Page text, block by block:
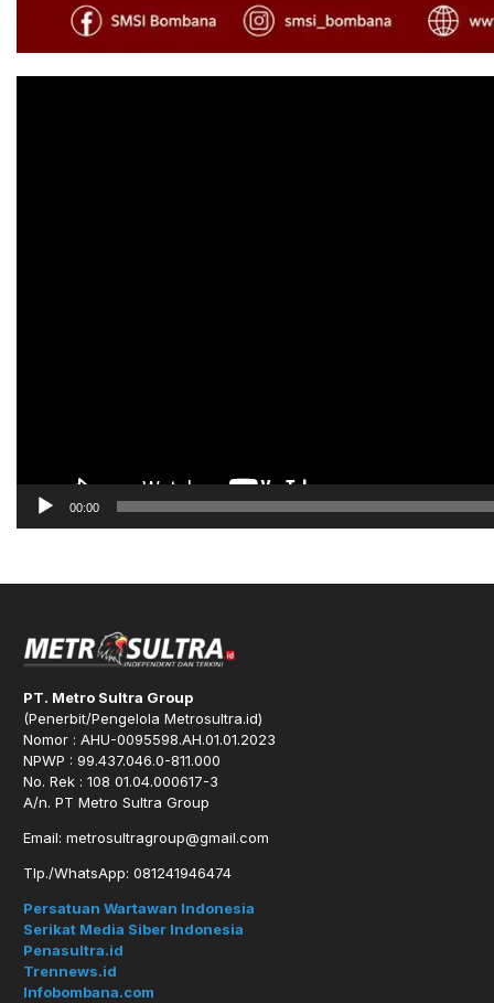
00:00
PT. Metro Sultra Group
(Penerbit/Pengelola Metrosultra.id)
Nomor : AHU-0095598.AH.01.01.2023
NPWP : 99.437.046.0-811.000
No. Rek : 108 01.04.000617-3
A/n. PT Metro Sultra Group
Email: metrosultragroup@gmail.com
Tlp./WhatsApp: 081241946474
Persatuan Wartawan Indonesia
Serikat Media Siber Indonesia
Penasultra.id
Trennews.id
Infobombana.com